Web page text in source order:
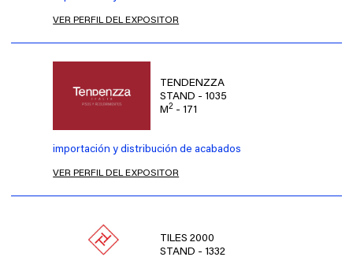
VER PERFIL DEL EXPOSITOR
TENDENZZA
STAND - 1035
M2- 171
importación y distribución de acabados
VER PERFIL DEL EXPOSITOR
TILES 2000
STAND - 1332